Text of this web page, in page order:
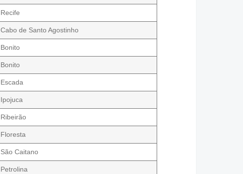
Recife
Cabo de Santo Agostinho
Bonito
Bonito
Escada
Ipojuca
Ribeirão
Floresta
São Caitano
Petrolina